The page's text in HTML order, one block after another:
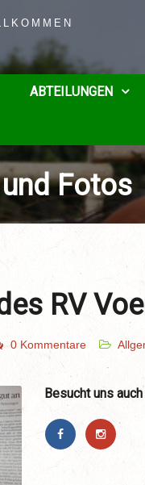
ABTEILUNGEN
Fotos
RV
0 Kommentare
Besucht uns